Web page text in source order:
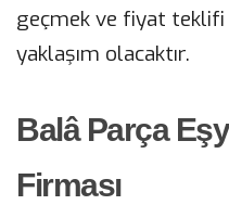
geçmek ve fiyat
yaklaşım olacaktır.
Balâ Parça
Firması